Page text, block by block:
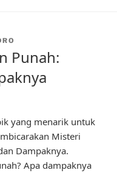
Punah:
yang menarik untuk
Misteri
Dampaknya.
Apa dampaknya